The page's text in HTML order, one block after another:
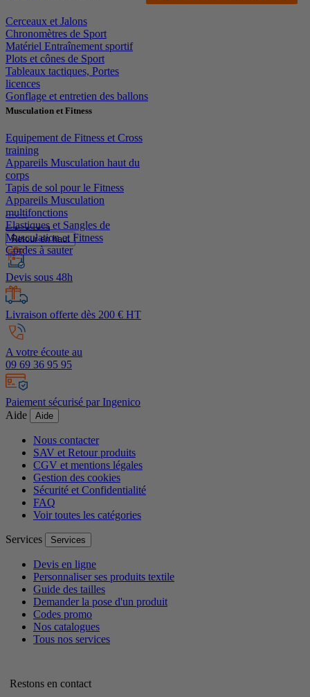
Cerceaux et Jalons
Chronomètres de Sport
Matériel Entraînement sportif
Plots et cônes de Sport
Tableaux tactiques, Portes
licences
Gonflage et entretien des ballons
Musculation et Fitness
Equipement de Fitness et Cross
training
Appareils Musculation haut du
corps
Tapis de sol pour le Fitness
Appareils Musculation
multifonctions
Elastiques et Sangles de
Musculation et Fitness
Cordes à sauter
Retour en haut
Devis sous 48h
Livraison offerte dès 200 € HT
A votre écoute au
09 69 36 95 95
Paiement sécurisé par Ingenico
Aide
Aide
Nous contacter
SAV et Retour produits
CGV et mentions légales
Gestion des cookies
Sécurité et Confidentialité
FAQ
Voir toutes les catégories
Services Services
Devis en ligne
Personnaliser ses produits textile
Guide des tailles
Demander la pose d'un produit
Codes promo
Nos catalogues
Tous nos services
Restons en contact